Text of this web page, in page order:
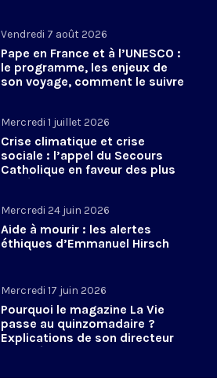
Vendredi 7 août 2026
Pape en France et à l’UNESCO :
le programme, les enjeux de
son voyage, comment le suivre
Mercredi 1 juillet 2026
Crise climatique et crise
sociale : l’appel du Secours
Catholique en faveur des plus
vulnérables
Mercredi 24 juin 2026
Aide à mourir : les alertes
éthiques d’Emmanuel Hirsch
Mercredi 17 juin 2026
Pourquoi le magazine La Vie
passe au quinzomadaire ?
Explications de son directeur
de la rédaction